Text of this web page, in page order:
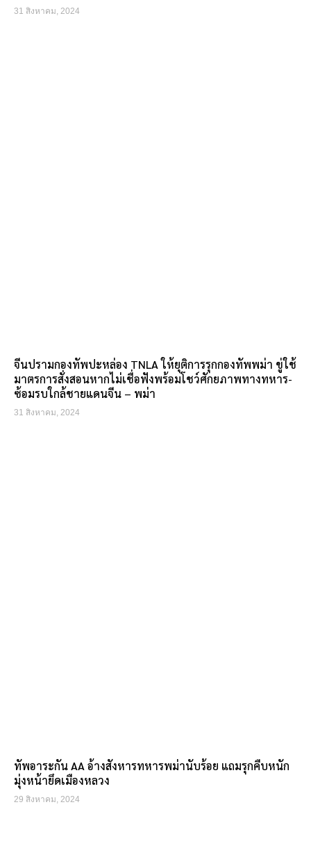
31 สิงหาคม, 2024
จีนปรามกองทัพปะหล่อง TNLA ให้ยุติการรุกกองทัพพม่า ขู่ใช้
มาตรการสั่งสอนหากไม่เชื่อฟังพร้อมโชว์ศักยภาพทางทหาร-
ซ้อมรบใกล้ชายแดนจีน – พม่า
31 สิงหาคม, 2024
ทัพอาระกัน AA อ้างสังหารทหารพม่านับร้อย แถมรุกคืบหนัก
มุ่งหน้ายึดเมืองหลวง
29 สิงหาคม, 2024